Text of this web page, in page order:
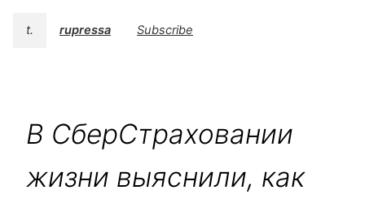
t. rupressa Subscribe
В СберСтраховании
жизни выяснили, как